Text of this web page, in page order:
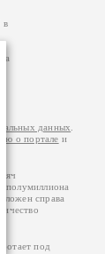
в
данных
о портале и
полумиллиона
справа
под